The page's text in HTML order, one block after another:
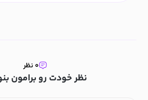
نظر خودت رو برامون
۰ نظر